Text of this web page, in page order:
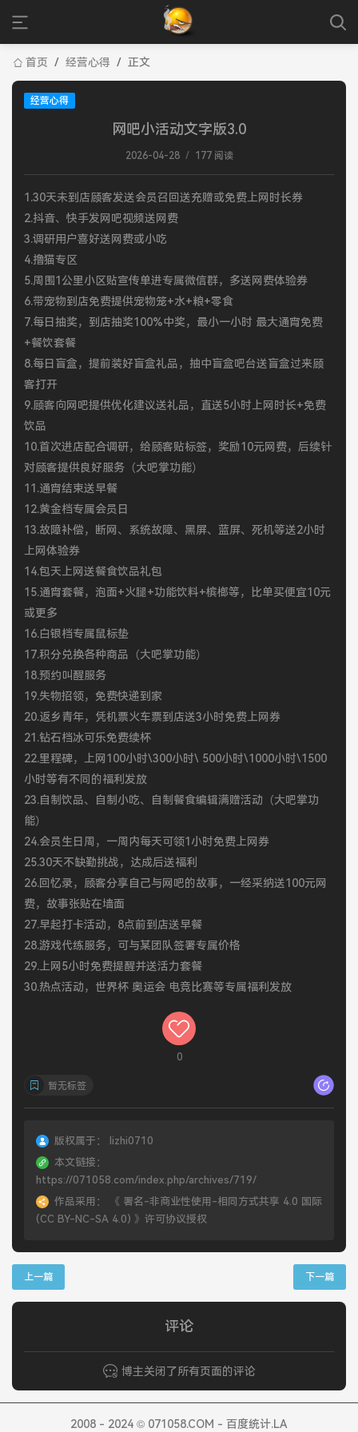
首页 / 经营心得 / 正文
经营心得
网吧小活动文字版3.0
2026-04-28 / 177 阅读
1.30天未到店顾客发送会员召回送充赠或免费上网时长券
2.抖音、快手发网吧视频送网费
3.调研用户喜好送网费或小吃
4.撸猫专区
5.周围1公里小区贴宣传单进专属微信群，多送网费体验券
6.带宠物到店免费提供宠物笼+水+粮+零食
7.每日抽奖，到店抽奖100%中奖，最小一小时 最大通宵免费
+餐饮套餐
8.每日盲盒，提前装好盲盒礼品，抽中盲盒吧台送盲盒过来顾
客打开
9.顾客向网吧提供优化建议送礼品，直送5小时上网时长+免费
饮品
10.首次进店配合调研，给顾客贴标签，奖励10元网费，后续针
对顾客提供良好服务（大吧掌功能）
11.通宵结束送早餐
12.黄金档专属会员日
13.故障补偿，断网、系统故障、黑屏、蓝屏、死机等送2小时
上网体验券
14.包天上网送餐食饮品礼包
15.通宵套餐，泡面+火腿+功能饮料+槟榔等，比单买便宜10元
或更多
16.白银档专属鼠标垫
17.积分兑换各种商品（大吧掌功能）
18.预约叫醒服务
19.失物招领，免费快递到家
20.返乡青年，凭机票火车票到店送3小时免费上网券
21.钻石档冰可乐免费续杯
22.里程碑，上网100小时\300小时\ 500小时\1000小时\1500
小时等有不同的福利发放
23.自制饮品、自制小吃、自制餐食编辑满赠活动（大吧掌功
能）
24.会员生日周，一周内每天可领1小时免费上网券
25.30天不缺勤挑战，达成后送福利
26.回忆录，顾客分享自己与网吧的故事，一经采纳送100元网
费，故事张贴在墙面
27.早起打卡活动，8点前到店送早餐
28.游戏代练服务，可与某团队签署专属价格
29.上网5小时免费提醒并送活力套餐
30.热点活动，世界杯 奥运会 电竞比赛等专属福利发放
0
暂无标签
版权属于：
lizhi0710
本文链接：
https://071058.com/index.php/archives/719/
作品采用：
《 署名-非商业性使用-相同方式共享 4.0 国际
(CC BY-NC-SA 4.0) 》许可协议授权
上一篇 下一篇
评论
博主关闭了所有页面的评论
2008 - 2024 © 071058.COM - 百度统计.LA